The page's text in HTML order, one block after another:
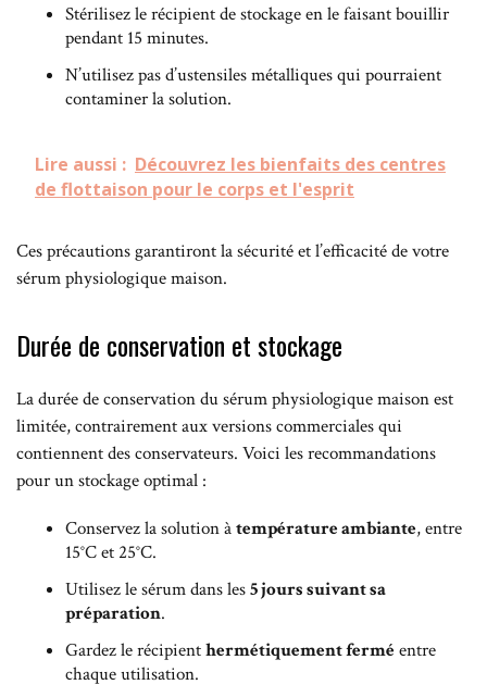
Stérilisez le récipient de stockage en le faisant bouillir
pendant 15 minutes.
N’utilisez pas d’ustensiles métalliques qui pourraient
contaminer la solution.
Lire aussi : Découvrez les bienfaits des centres
de flottaison pour le corps et l'esprit
Ces précautions garantiront la sécurité et l’efficacité de votre
sérum physiologique maison.
Durée de conservation et stockage
La durée de conservation du sérum physiologique maison est
limitée, contrairement aux versions commerciales qui
contiennent des conservateurs. Voici les recommandations
pour un stockage optimal :
Conservez la solution àtempérature ambiante, entre
15°C et 25°C.
Utilisez le sérum dans les5 jours suivant sa
préparation.
Gardez le récipienthermétiquement ferméentre
chaque utilisation.